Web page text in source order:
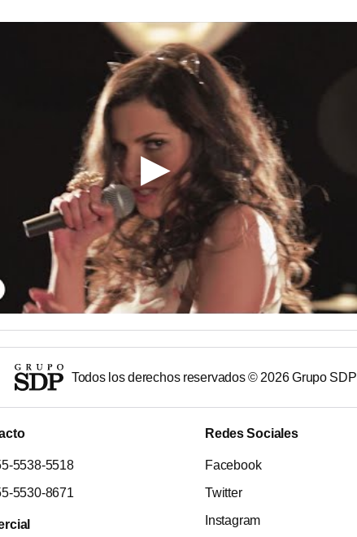
Todos los derechos reservados © 2026Grupo SDP
5538-5518
5530-8671
Redes Sociales
Facebook
Twitter
Instagram